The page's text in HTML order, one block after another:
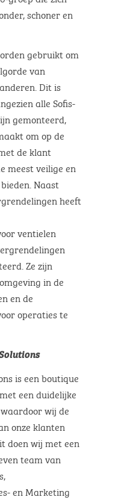
schoner en
gebruikt om
van
Dit is
alle Sofis-
gemonteerd,
om op de
de klant
meest veilige en
Naast
heeft
ventielen
Ze zijn
in de
en de
operaties te
is een boutique
een duidelijke
wij de
onze klanten
doen wij met een
team van
en Marketing